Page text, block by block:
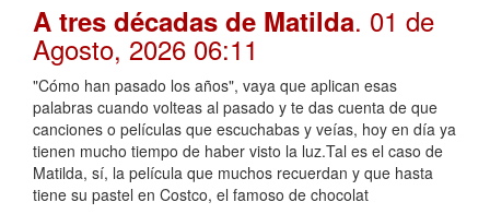
A tres décadas de Matilda. 01 de
Agosto, 2026 06:11
"Cómo han pasado los años", vaya que aplican esas
palabras cuando volteas al pasado y te das cuenta de que
canciones o películas que escuchabas y veías, hoy en día ya
tienen mucho tiempo de haber visto la luz.Tal es el caso de
Matilda, sí, la película que muchos recuerdan y que hasta
tiene su pastel en Costco, el famoso de chocolat